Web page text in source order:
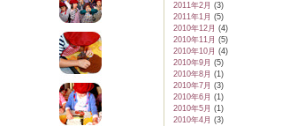
2011年2月 (3)
2011年1月 (5)
2010年12月 (4)
2010年11月 (5)
2010年10月 (4)
2010年9月 (5)
2010年8月 (1)
2010年7月 (3)
2010年6月 (1)
2010年5月 (1)
2010年4月 (3)